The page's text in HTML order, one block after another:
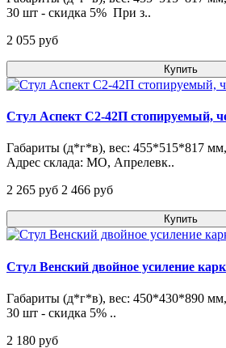
30 шт - скидка 5% При з..
2 055 pуб
Купить
Стул Аспект С2-42П стопируемый,
Габариты (д*г*в), вес: 455*515*817
Адрес склада: МО, Апрелевк..
2 265 pуб 2 466 pуб
Купить
Стул Венский двойное усиление
Габариты (д*г*в), вес: 450*430*890
30 шт - скидка 5% ..
2 180 pуб